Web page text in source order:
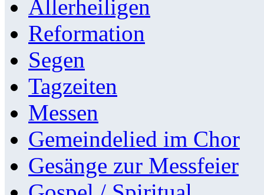
Allerheiligen
Reformation
Segen
Tagzeiten
Messen
Gemeindelied im Chor
Gesänge zur Messfeier